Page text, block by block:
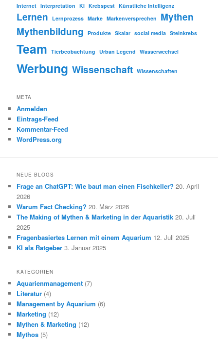
Internet Interpretation KI Krebspest Künstliche Intelligenz
Lernen Lernprozess Marke Markenversprechen
Mythen
Mythenbildung
Produkte Skalar social media Steinkrebs
Team Tierbeobachtung Urban Legend Wasserwechsel
Werbung Wissenschaft Wissenschaften
META
Anmelden
Eintrags-Feed
Kommentar-Feed
WordPress.org
NEUE BLOGS
Frage an ChatGPT: Wie baut man einen Fischkeller? 20. April
2026
Warum Fact Checking? 20. März 2026
The Making of Mythen & Marketing in der Aquaristik 20. Juli
2025
Fragenbasiertes Lernen mit einem Aquarium 12. Juli 2025
KI als Ratgeber 3. Januar 2025
KATEGORIEN
Aquarienmanagement (7)
Literatur (4)
Management by Aquarium (6)
Marketing (12)
Mythen & Marketing (12)
Mythos (5)